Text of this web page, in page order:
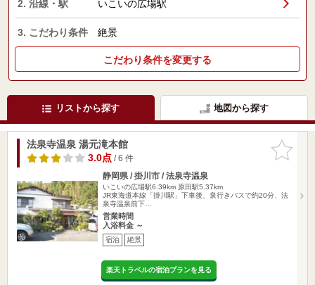
2. 沿線・駅 いこいの広場駅
3. こだわり条件 絶景
こだわり条件を変更する
リストから探す 地図から探す
お気に入
りに追加
法泉寺温泉 湯元滝本館
3.0点/ 6 件
静岡県 / 掛川市 / 法泉寺温泉
いこいの広場駅6.39km 原田駅5.37km
JR東海道本線「掛川駅」下車後、泉行きバスで約20分、法
泉寺温泉前下…
営業時間
入浴料金 ～
宿泊 絶景
楽天トラベルの宿泊プランを見る